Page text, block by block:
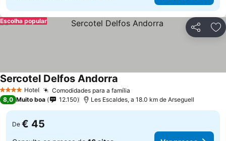
Partilhar
Escolha popular
4 EstrelasHotel Comodidades para a família
Sercotel Delfos Andorra
8,0 Muito boa 12.150 Les Escaldes, a 18.0 km de Arseguell
De € 45